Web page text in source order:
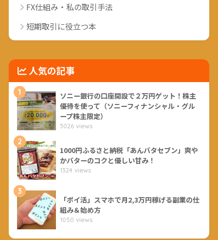
FX仕組み・私の取引手法
短期取引に役立つ本
人気の記事
1
ソニー銀行の口座開設で２万円ゲット！株主
優待を使って（ソニーフィナンシャル・グル
ープ株主限定）
3026 views
2
1000円ふるさと納税「あんバタセブン」爽や
かバターのコクと優しい甘み！
1324 views
3
「ポイ活」スマホで月2,3万円稼げる副業の仕
組み＆始め方
1050 views